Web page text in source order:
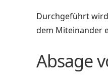
Durchgeführt
dem Miteinander
Absage